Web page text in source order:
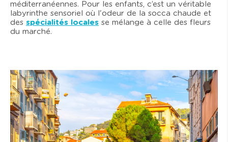
méditerranéennes. Pour les enfants, c’est un véritable
labyrinthe sensoriel où l'odeur de la socca chaude et
des spécialités locales se mélange à celle des fleurs
du marché.